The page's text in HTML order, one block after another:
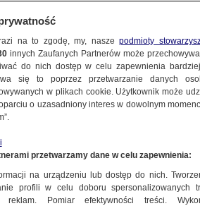
na to zgodę, my, naszepodmioty
innych Zaufanych Partnerów może
do nich dostęp w celu zapewnienia
się to poprzez przetwarzanie danych
w plikach cookie. Użytkownik może
o uzasadniony interes w dowolnym
przetwarzamy dane w celu zapewnienia:
na urządzeniu lub dostęp do nich.
profili w celu doboru spersonalizowanych
reklam. Pomiar efektywności treści.